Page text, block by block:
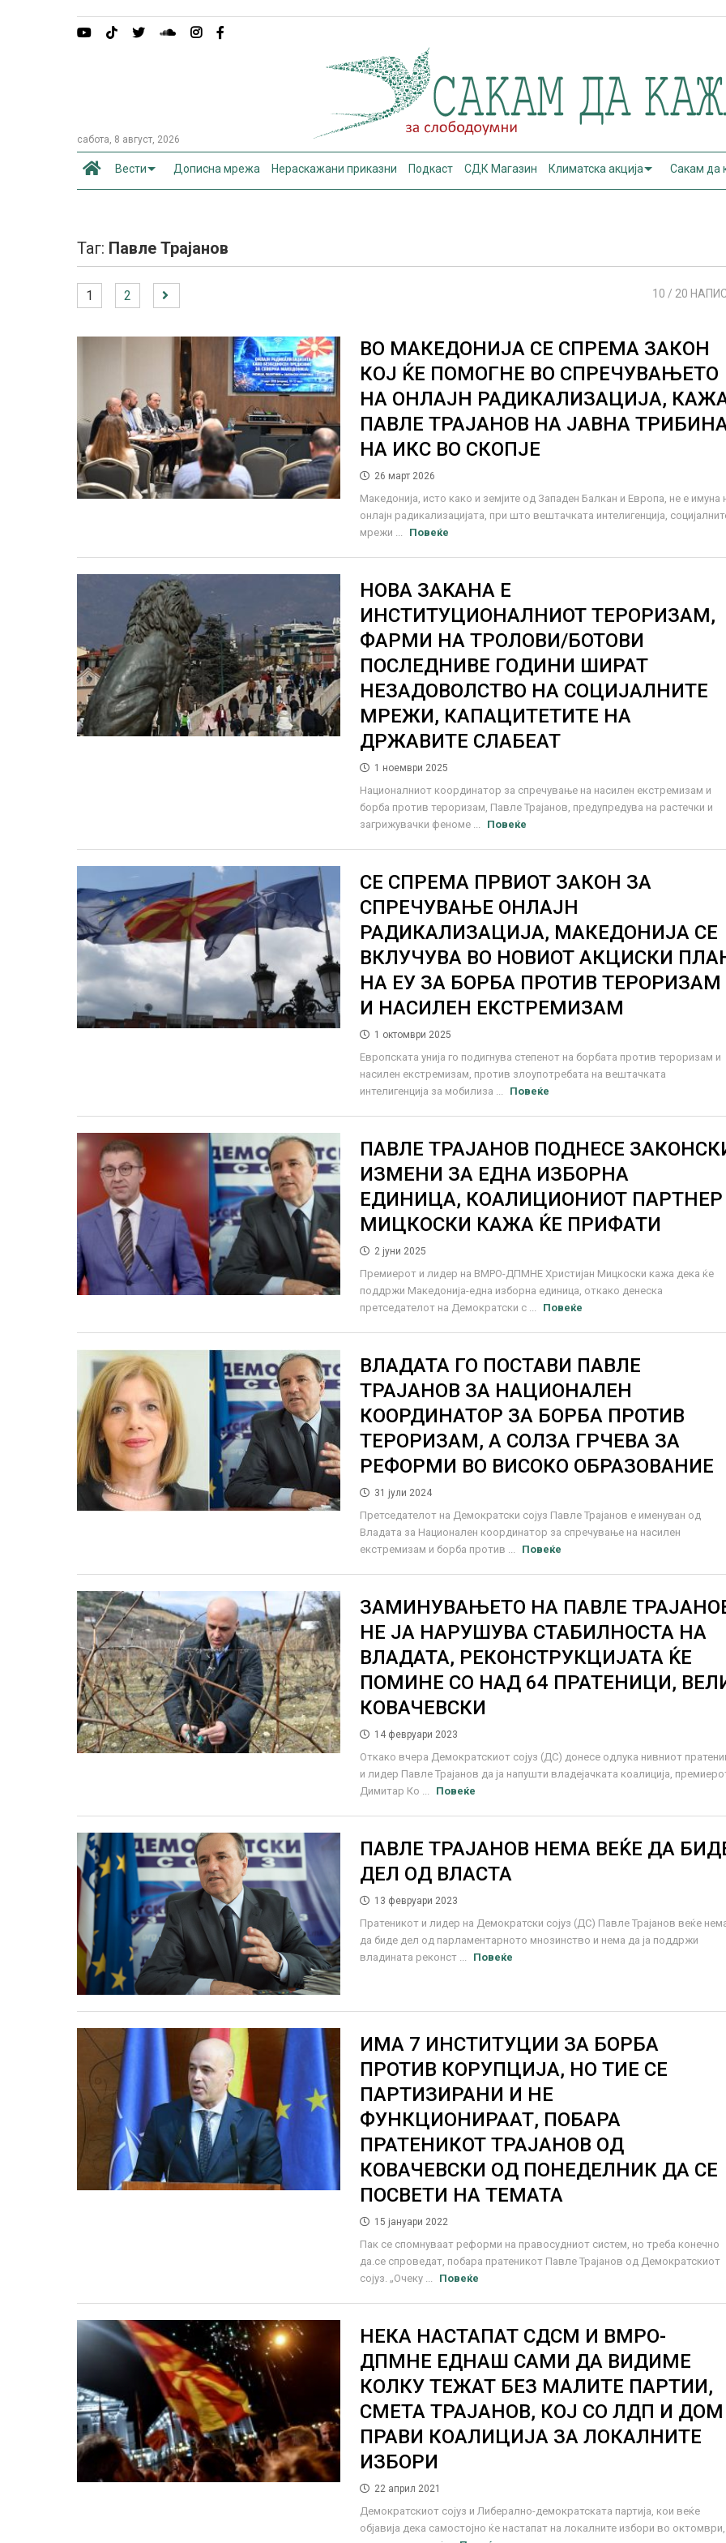
сабота, 8 август, 2026
Вести Дописна мрежа Нераскажани приказни Подкаст СДК Магазин Климатска акција Сакам да
Таг: Павле Трајанов
1 2 10 / 20
ВО МАКЕДОНИЈА СЕ СПРЕМА ЗАКОН
КОЈ ЌЕ ПОМОГНЕ ВО СПРЕЧУВАЊЕТО
НА ОНЛАЈН РАДИКАЛИЗАЦИЈА,
ПАВЛЕ ТРАЈАНОВ НА ЈАВНА
НА ИКС ВО СКОПЈЕ
26 март 2026
Македонија, исто како и земјите од Западен Балкан и Европа, не е имуна
онлајн радикализацијата, при што вештачката интелигенција,
мрежи ...
Повеќе
НОВА ЗАKАНА Е
ИНСТИТУЦИОНАЛНИОТ ТЕРОРИЗАМ,
ФАРМИ НА ТРОЛОВИ/БОТОВИ
ПОСЛЕДНИВЕ ГОДИНИ ШИРАТ
НЕЗАДОВОЛСТВО НА СОЦИЈАЛНИТЕ
МРЕЖИ, КАПАЦИТЕТИТЕ НА
ДРЖАВИТЕ СЛАБЕАТ
1 ноември 2025
Националниот координатор за спречување на насилен екстремизам и
борба против тероризам, Павле Трајанов, предупредува на растечки и
загрижувачки феноме ...
Повеќе
СЕ СПРЕМА ПРВИОТ ЗАКОН ЗА
СПРЕЧУВАЊЕ ОНЛАЈН
РАДИКАЛИЗАЦИЈА, МАКЕДОНИЈА СЕ
ВКЛУЧУВА ВО НОВИОТ АКЦИСКИ
НА ЕУ ЗА БОРБА ПРОТИВ ТЕРОРИЗАМ
И НАСИЛЕН ЕКСТРЕМИЗАМ
1 октомври 2025
Европската унија го подигнува степенот на борбата против тероризам и
насилен екстремизам, против злоупотребата на вештачката
интелигенција за мобилиза ...
Повеќе
ПАВЛЕ ТРАЈАНОВ ПОДНЕСЕ
ИЗМЕНИ ЗА ЕДНА ИЗБОРНА
ЕДИНИЦА, КОАЛИЦИОНИОТ ПАРТНЕР
МИЦКОСКИ КАЖА ЌЕ ПРИФАТИ
2 јуни 2025
Премиерот и лидер на ВМРО-ДПМНЕ Христијан Мицкоски кажа дека ќе
поддржи Македонија-една изборна единица, откако денеска
претседателот на Демократски с ...
Повеќе
ВЛАДАТА ГО ПОСТАВИ ПАВЛЕ
ТРАЈАНОВ ЗА НАЦИОНАЛЕН
КООРДИНАТОР ЗА БОРБА ПРОТИВ
ТЕРОРИЗАМ, А СОЛЗА ГРЧЕВА ЗА
РЕФОРМИ ВО ВИСОКО ОБРАЗОВАНИЕ
31 јули 2024
Претседателот на Демократски сојуз Павле Трајанов е именуван од
Владата за Национален координатор за спречување на насилен
екстремизам и борба против ...
Повеќе
ЗАМИНУВАЊЕТО НА ПАВЛЕ
НЕ ЈА НАРУШУВА СТАБИЛНОСТА НА
ВЛАДАТА, РЕКОНСТРУКЦИЈАТА ЌЕ
ПОМИНЕ СО НАД 64 ПРАТЕНИЦИ,
КОВАЧЕВСКИ
14 февруари 2023
Откако вчера Демократскиот сојуз (ДС) донесе одлука нивниот
и лидер Павле Трајанов да ја напушти владејачката коалиција,
Димитар Ко ...
Повеќе
ПАВЛЕ ТРАЈАНОВ НЕМА ВЕЌЕ ДА
ДЕЛ ОД ВЛАСТА
13 февруари 2023
Пратеникот и лидер на Демократски сојуз (ДС) Павле Трајанов веќе
да биде дел од парламентарното мнозинство и нема да ја поддржи
владината реконст ...
Повеќе
ИМА 7 ИНСТИТУЦИИ ЗА БОРБА
ПРОТИВ КОРУПЦИЈА, НО ТИЕ СЕ
ПАРТИЗИРАНИ И НЕ
ФУНКЦИОНИРААТ, ПОБАРА
ПРАТЕНИКОТ ТРАЈАНОВ ОД
КОВАЧЕВСКИ ОД ПОНЕДЕЛНИК ДА СЕ
ПОСВЕТИ НА ТЕМАТА
15 јануари 2022
Пак се спомнуваат реформи на правосудниот систем, но треба конечно
да.се спроведат, побара пратеникот Павле Трајанов од Демократскиот
сојуз. „Очеку ...
Повеќе
НЕКА НАСТАПАТ СДСМ И ВМРО-
ДПМНЕ ЕДНАШ САМИ ДА ВИДИМЕ
КОЛКУ ТЕЖАТ БЕЗ МАЛИТЕ ПАРТИИ,
СМЕТА ТРАЈАНОВ, КОЈ СО ЛДП И ДОМ
ПРАВИ КОАЛИЦИЈА ЗА ЛОКАЛНИТЕ
ИЗБОРИ
22 април 2021
Демократскиот сојуз и Либерално-демократската партија, кои веќе
објавија дека самостојно ќе настапат на локалните избори во октомври,